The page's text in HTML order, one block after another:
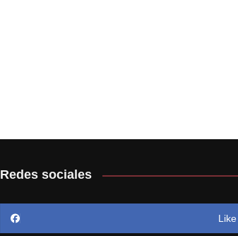
Redes sociales
Like